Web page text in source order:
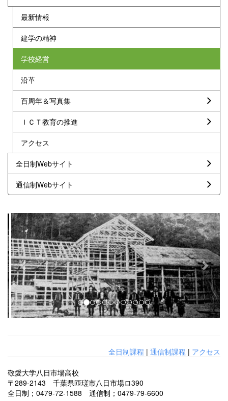
最新情報
建学の精神
学校経営
沿革
百周年＆写真集
ＩＣＴ教育の推進
アクセス
全日制Webサイト
通信制Webサイト
p
r
e
v
i
o
u
s
n
e
x
t
全日制課程 | 通信制課程 | アクセス
敬愛大学八日市場高校
〒289-2143 千葉県匝瑳市八日市場ロ390
全日制；0479-72-1588 通信制；0479-79-6600